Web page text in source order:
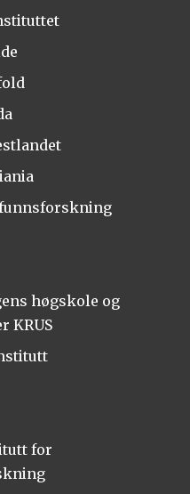
høgskole og
KRUS
for